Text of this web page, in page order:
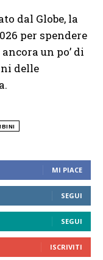
MI PIACE
SEGUI
SEGUI
ISCRIVITI
dal Globe, la
per spendere
un po’ di
delle